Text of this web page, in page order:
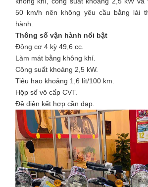
50 km/h nên không yêu cầu bằng lái
hành.
Thông số vận hành nổi bật
Động cơ 4 kỳ 49,6 cc.
Làm mát bằng không khí.
Công suất khoảng 2,5 kW.
Tiêu hao khoảng 1,6 lít/100 km.
Hộp số vô cấp CVT.
Đề điện kết hợp cần đạp.